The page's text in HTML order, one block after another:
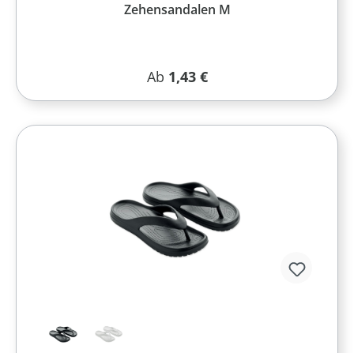
Zehensandalen M
Regulärer Preis:
Ab 1,43 €